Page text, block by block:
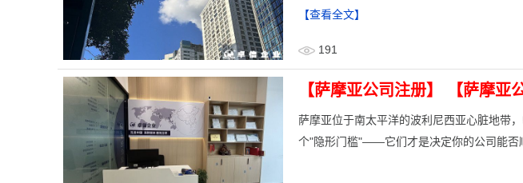
【查看全文】
191
【萨摩亚公司注册】 【萨摩亚
萨摩亚位于南太平洋的波利尼西亚心脏地带
个"隐形门槛"——它们才是决定你的公司能否